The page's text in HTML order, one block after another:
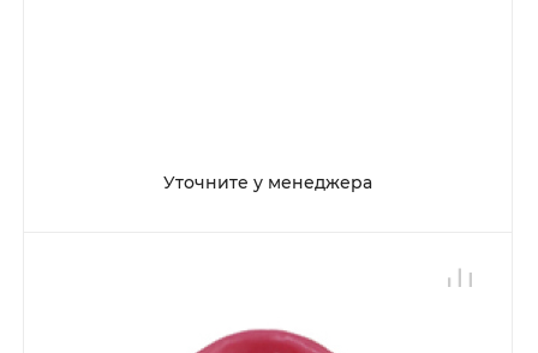
Уточните у менеджера